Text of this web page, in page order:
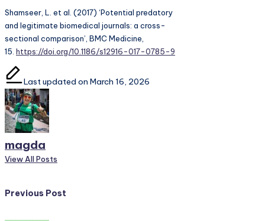
Shamseer, L. et al. (2017) ‘Potential predatory
and legitimate biomedical journals: a cross-
sectional comparison’, BMC Medicine,
15. https://doi.org/10.1186/s12916-017-0785-9
Last updated on March 16, 2026
magda
View All Posts
Post
Previous Post